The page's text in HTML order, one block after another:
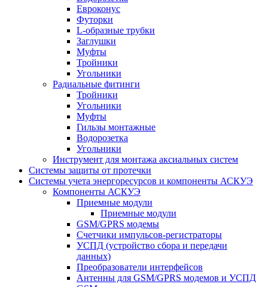
Евроконус
Футорки
L-образные трубки
Заглушки
Муфты
Тройники
Угольники
Радиальные фитинги
Тройники
Угольники
Муфты
Гильзы монтажные
Водорозетка
Угольники
Инструмент для монтажа аксиальных систем
Системы защиты от протечки
Системы учета энергоресурсов и компоненты АСКУЭ
Компоненты АСКУЭ
Приемные модули
Приемные модули
GSM/GPRS модемы
Счетчики импульсов-регистраторы
УСПД (устройство сбора и передачи
данных)
Преобразователи интерфейсов
Антенны для GSM/GPRS модемов и УСПД